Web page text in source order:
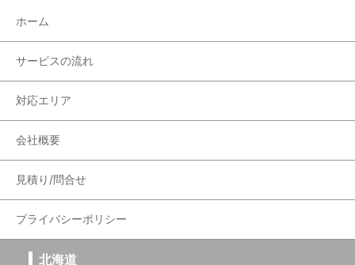
ホーム
サービスの流れ
対応エリア
会社概要
見積り/問合せ
プライバシーポリシー
北海道